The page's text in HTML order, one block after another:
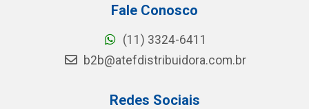
Fale Conosco
(11) 3324-6411
b2b@atefdistribuidora.com.br
Redes Sociais